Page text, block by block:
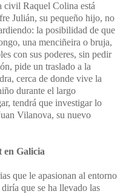
Raquel Colina está
Julián, su pequeño hijo, no
la posibilidad de que
una menciñeira o bruja,
con sus poderes, sin pedir
pide un traslado a la
cerca de donde vive la
durante el largo
tendrá que investigar lo
Vilanova, su nuevo
Galicia
que le apasionan al entorno
que se ha llevado las